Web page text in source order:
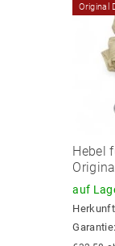
Original
Hebel
auf